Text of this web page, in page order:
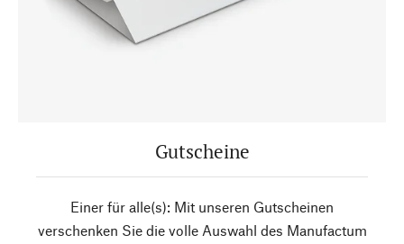
Gutscheine
Einer für alle(s): Mit unseren Gutscheinen
verschenken Sie die volle Auswahl des Manufactum